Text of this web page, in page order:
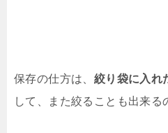
保存の仕方は、 絞り袋に入れ
して、また絞ることも出来る